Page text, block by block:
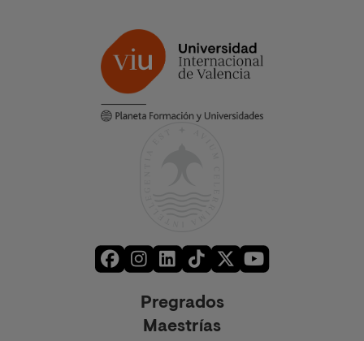
Pregrados
Maestrías